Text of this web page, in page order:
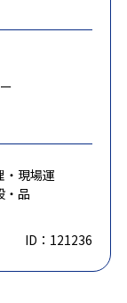
・現場運
・品
ID：121236